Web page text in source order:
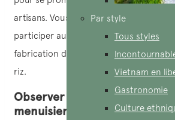
Par style
Tous styles
Vietnam en
Gastronomie
Culture
artisans. Vous aurez également
participer aux processus detissage de
fabrication de bambou tressé, et de
riz.
Observer directement le
menuisiers